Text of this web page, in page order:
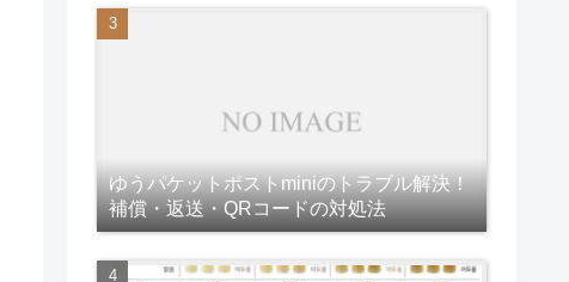
ゆうパケットポストminiのトラブル解決！
補償・返送・QRコードの対処法